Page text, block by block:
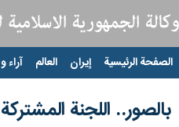
الصفحة الرئيسية إيران العالم آراء
بالصور.. اللجنة